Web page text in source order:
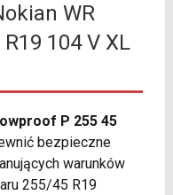
WR
104 V XL
P 255 45
bezpieczne
warunków
255/45 R19